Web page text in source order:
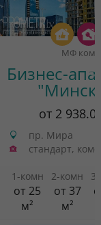
МФ
Бизнес-
от 2
пр. Мира
стандарт,
1-комн
от 25
м²
2-комн
от 37
м²